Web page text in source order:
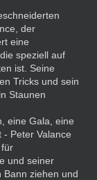
der
eine
speziell auf
ist. Seine
Tricks und sein
Staunen
eine Gala, eine
Peter Valance
und seiner
Bann ziehen und